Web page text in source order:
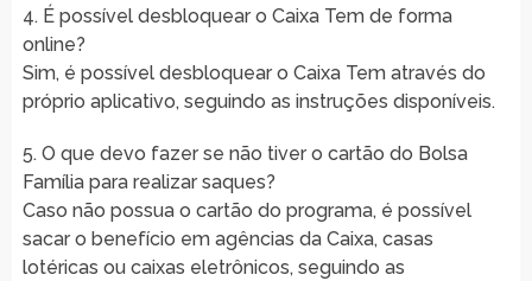
4. É possível desbloquear o Caixa Tem de forma
online?
Sim, é possível desbloquear o Caixa Tem através do
próprio aplicativo, seguindo as instruções disponíveis.
5. O que devo fazer se não tiver o cartão do Bolsa
Família para realizar saques?
Caso não possua o cartão do programa, é possível
sacar o benefício em agências da Caixa, casas
lotéricas ou caixas eletrônicos, seguindo as